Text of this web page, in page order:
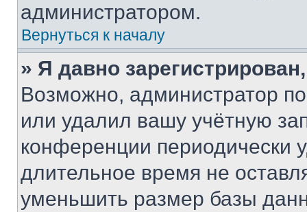
администратором.
Вернуться к началу
» Я давно
Возможно, администратор
или удалил вашу учётную
конференции периодически
длительное время не
уменьшить размер базы